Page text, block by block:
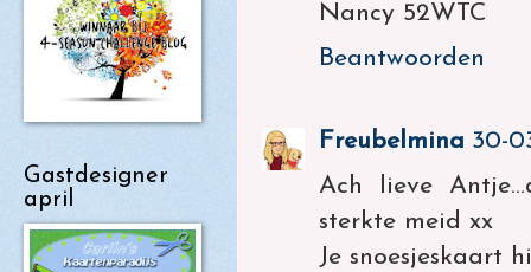
Nancy 52WTC
Beantwoorden
Freubelmina 30-
Ach lieve
sterkte meid xx
Je snoesjeskaart
Gastdesigner
april